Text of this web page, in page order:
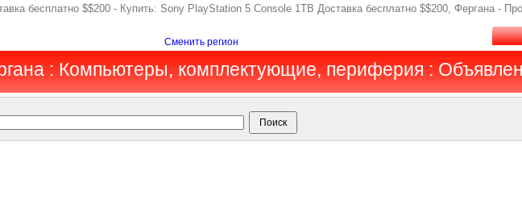
бесплатно $$200 - Купить: Sony PlayStation 5 Console 1TB Доставка бесплатно $$200, Фергана -
Сменить регион
: Компьютеры, комплектующие, периферия :